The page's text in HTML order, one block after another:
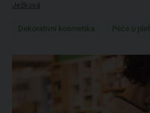
Ježková
Dekorativní kosmetika Péče o pleť